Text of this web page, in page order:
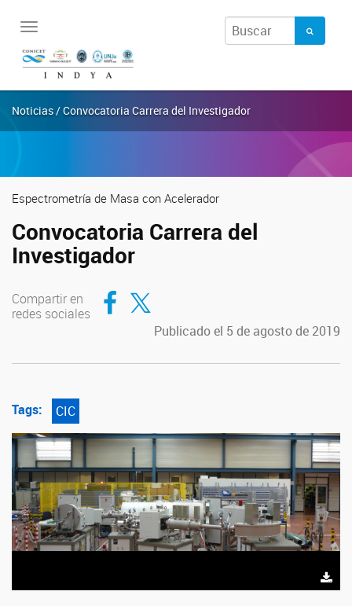
Toggle
navigation
Noticias / Convocatoria Carrera del Investigador
Espectrometría de Masa con Acelerador
Convocatoria Carrera del
Investigador
Compartir en
redes sociales
Compartir en Facebook
Compartir en Twitter
Publicado el 5 de agosto de 2019
Tags: CIC